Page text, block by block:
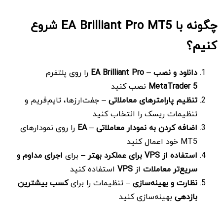
چگونه با
EA Brilliant Pro MT5 شروع
کنیم؟
دانلود و نصب–
EA Brilliant Pro را روی پلتفرم
MetaTrader 5 نصب کنید
تنظیم پارامترهای معاملاتی– جفت‌ارزها، تایم‌فریم و
تنظیمات ریسک را انتخاب کنید
اضافه کردن به نمودار معاملاتی–
EA را روی نمودارهای
MT5 خود اعمال کنید
استفاده ازVPS برای عملکرد بهتر – برای اجرای مداوم و
سریع‌تر معاملات ازVPS استفاده کنید
نظارت و بهینه‌سازی– تنظیمات را برایکسب بیشترین
بازدهی بهینه‌سازی کنید